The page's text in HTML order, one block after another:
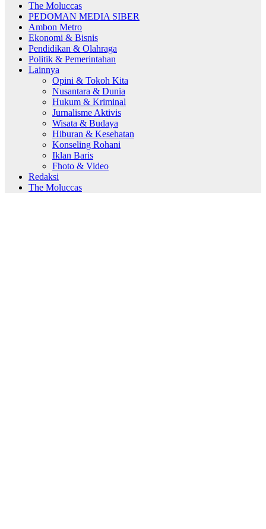
The Moluccas
PEDOMAN MEDIA SIBER
Ambon Metro
Ekonomi & Bisnis
Pendidikan & Olahraga
Politik & Pemerintahan
Lainnya
Opini & Tokoh Kita
Nusantara & Dunia
Hukum & Kriminal
Jurnalisme Aktivis
Wisata & Budaya
Hiburan & Kesehatan
Konseling Rohani
Iklan Baris
Fhoto & Video
Redaksi
The Moluccas